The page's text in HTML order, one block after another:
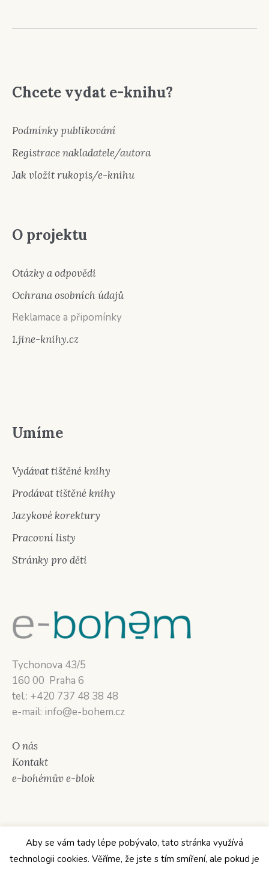
Chcete vydat e-knihu?
Podmínky publikování
Registrace nakladatele/autora
Jak vložit rukopis/e-knihu
O projektu
Otázky a odpovědi
Ochrana osobních údajů
Reklamace a připomínky
1.jine-knihy.cz
Umíme
Vydávat tištěné knihy
Prodávat tištěné knihy
Jazykové korektury
Pracovní listy
Stránky pro děti
Tychonova 43/5
160 00 Praha 6
tel.: +420 737 48 38 48
e-mail: info@e-bohem.cz
O nás
Kontakt
e-bohémův e-blok
Aby se vám tady lépe pobývalo, tato stránka využívá
technologii cookies. Věříme, že jste s tím smíření, ale pokud je